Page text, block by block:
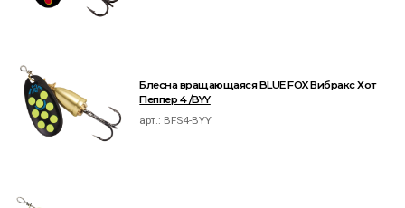
Блесна вращающаяся BLUE FOX Вибракс Хот
Пеппер 4 /BYY
арт.: BFS4-BYY